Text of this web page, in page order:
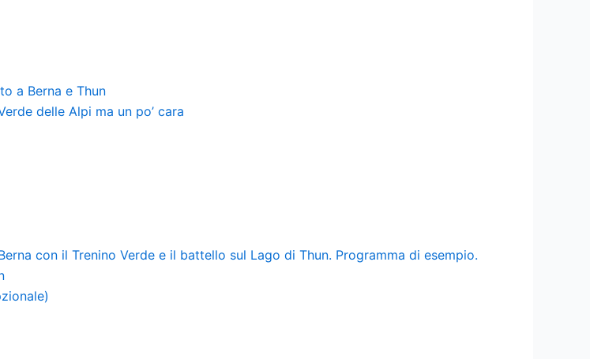
a Berna e Thun
delle Alpi ma un po’ cara
con il Trenino Verde e il battello sul Lago di Thun. Programma di esempio.